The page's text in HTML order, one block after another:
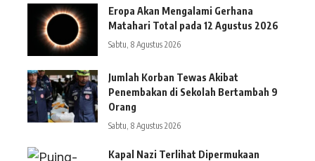
Eropa Akan Mengalami Gerhana
Matahari Total pada 12 Agustus 2026
Sabtu, 8 Agustus 2026
Jumlah Korban Tewas Akibat
Penembakan di Sekolah Bertambah 9
Orang
Sabtu, 8 Agustus 2026
Kapal Nazi Terlihat Dipermukaan